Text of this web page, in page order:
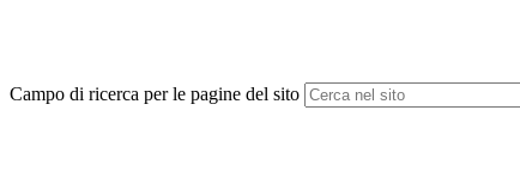
Campo di ricerca per le pagine del sito